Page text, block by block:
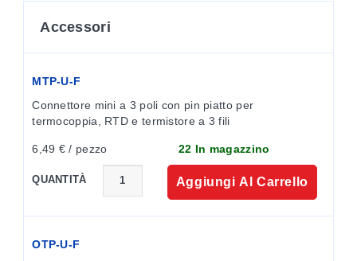
Accessori
MTP-U-F
Connettore mini a 3 poli con pin piatto per
termocoppia, RTD e termistore a 3 fili
6,49 € / pezzo 22 In magazzino
QUANTITÀ Aggiungi Al Carrello
OTP-U-F